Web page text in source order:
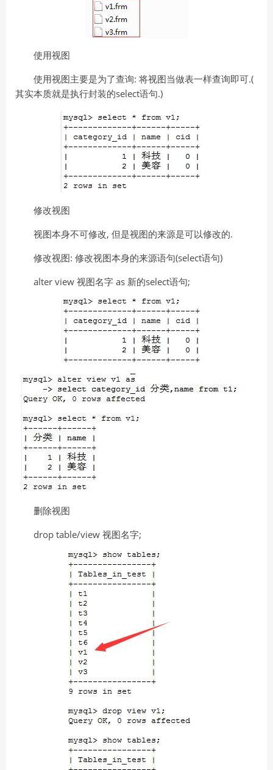
使用视图
使用视图主要是为了查询: 将视图当做表一样查询即可.(
其实本质就是执行封装的select语句.)
修改视图
视图本身不可修改, 但是视图的来源是可以修改的.
修改视图: 修改视图本身的来源语句(select语句)
alter view 视图名字 as 新的select语句;
删除视图
drop table/view 视图名字;